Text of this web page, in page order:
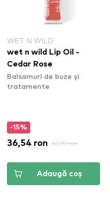
WET N WILD
wet n wild Lip Oil -
Cedar Rose
Balsamuri de buze și
tratamente
-15%
36,54 ron 42,99 ron
Adaugă coș